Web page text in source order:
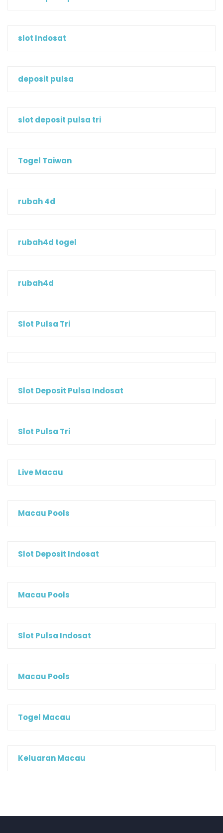
slot Indosat
deposit pulsa
slot deposit pulsa tri
Togel Taiwan
rubah 4d
rubah4d togel
rubah4d
Slot Pulsa Tri
Slot Deposit Pulsa Indosat
Slot Pulsa Tri
Live Macau
Macau Pools
Slot Deposit Indosat
Macau Pools
Slot Pulsa Indosat
Macau Pools
Togel Macau
Keluaran Macau